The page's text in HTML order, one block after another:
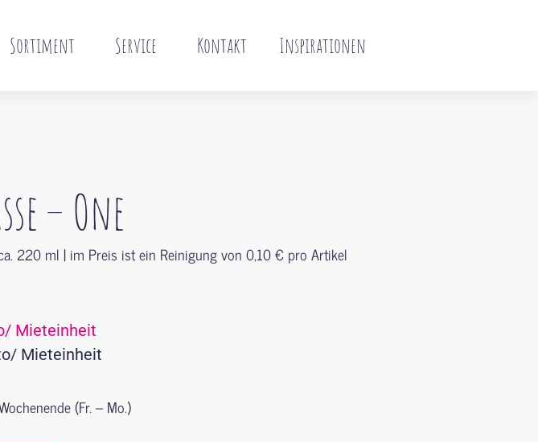
Sortiment Service Kontakt Inspirationen
– One
220 ml | im Preis ist ein Reinigung von 0,10 € pro Artikel
Mieteinheit
Mieteinheit
(Fr. – Mo.)